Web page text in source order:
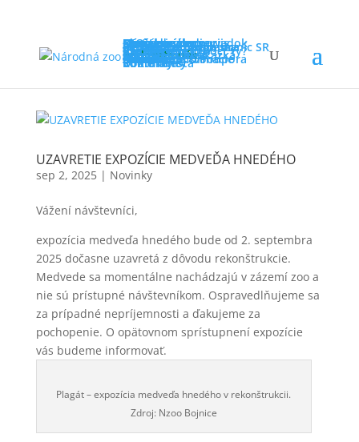
Ideme do zoo
Otváracie hodiny
Návštevnícky poriadok
Novinky
FAQ
Cenník
Návštevnícky servis
Program v zoo
Cesta do zoo
Mapa zoo
Straty a nálezy
Ochrana prírody
Záchranné programy
Rehabilitačná stanica
Sieť záchranných staníc SR
Iné aktivity
Projekty v zoo
Výskum
Kampane
Ako môžeš pomôcť ty?
Vzdelávanie
Pre školy
Pre tábory
Pre verejnosť
Zoo online
Súťaže
Zoo mimo areál
Podporte nás
Darčeková poukážka
Adopcia zvierat
Permanentka
Partneri
Dobrovoľníctvo
Sponzoring & Podpora
Zvieratá
O nás
Náš príbeh
Základné informácie
Členstvá
Press zóna
Dokumenty
Voľné miesta
Informácie
Kontakty
UZAVRETIE EXPOZÍCIE MEDVEĎA HNEDÉHO
sep 2, 2025| Novinky
Vážení návštevníci,
expozícia medveďa hnedého bude od 2. septembra
2025 dočasne uzavretá z dôvodu rekonštrukcie.
Medvede sa momentálne nachádzajú v zázemí zoo a
nie sú prístupné návštevníkom. Ospravedlňujeme sa
za prípadné nepríjemnosti a ďakujeme za
pochopenie. O opätovnom sprístupnení expozície
vás budeme informovať.
Plagát – expozícia medveďa hnedého v rekonštrukcii.
Zdroj: Nzoo Bojnice